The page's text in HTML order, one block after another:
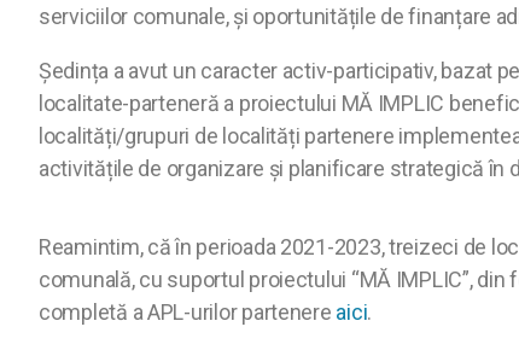
serviciilor comunale, și oportunitățile de finanțare
Ședința a avut un caracter activ-participativ, bazat
localitate-parteneră a proiectului MĂ IMPLIC
localități/grupuri de localități partenere
activitățile de organizare și planificare strategică în
Reamintim, că în perioada 2021-2023, treizeci de
comunală, cu suportul proiectului “MĂ IMPLIC”,
completă a APL-urilor partenere aici.